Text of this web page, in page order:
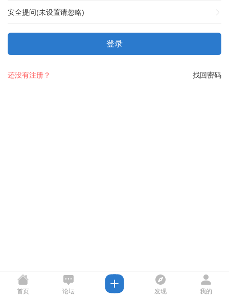
安全提问(未设置请忽略)
登录
找回密码
还没有注册？
首页 论坛 发现 我的